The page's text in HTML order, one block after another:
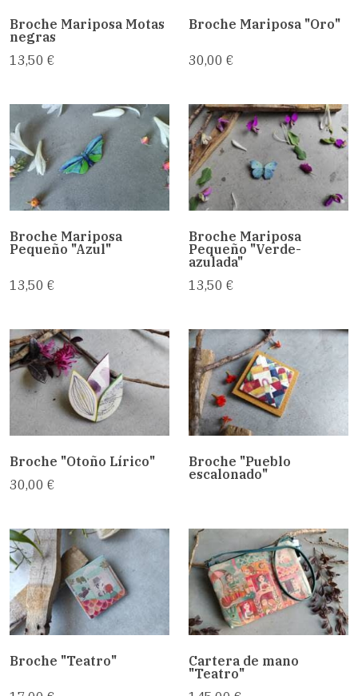
Broche Mariposa Motas
negras
13,50 €
Broche Mariposa "Oro"
30,00 €
Broche Mariposa
Pequeño "Azul"
13,50 €
Broche Mariposa
Pequeño "Verde-
azulada"
13,50 €
Broche "Otoño Lírico"
30,00 €
Broche "Pueblo
escalonado"
Broche "Teatro"
Cartera de mano
"Teatro"